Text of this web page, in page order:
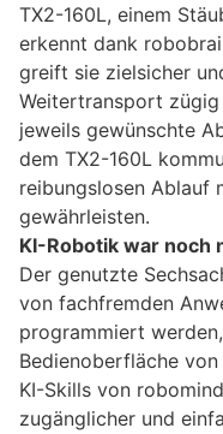
TX2-160L, einem
erkennt dank
greift sie zielsicher
Weitertransport
jeweils gewünschte
dem TX2-160L
reibungslosen Ablauf
gewährleisten.
KI-Robotik war noch
Der genutzte
von fachfremden
programmiert
Bedienoberfläche
KI-Skills von
zugänglicher und